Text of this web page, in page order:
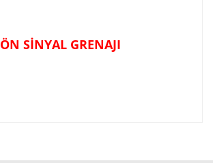
ÖN SİNYAL GRENAJI